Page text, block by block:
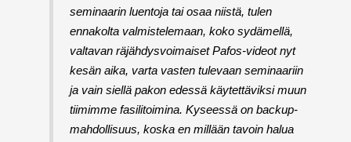
seminaarin luentoja tai osaa niistä, tulen
ennakolta valmistelemaan, koko sydämellä,
valtavan räjähdysvoimaiset Pafos-videot nyt
kesän aika, varta vasten tulevaan seminaariin
ja vain siellä pakon edessä käytettäviksi muun
tiimimme fasilitoimina. Kyseessä on backup-
mahdollisuus, koska en millään tavoin halua